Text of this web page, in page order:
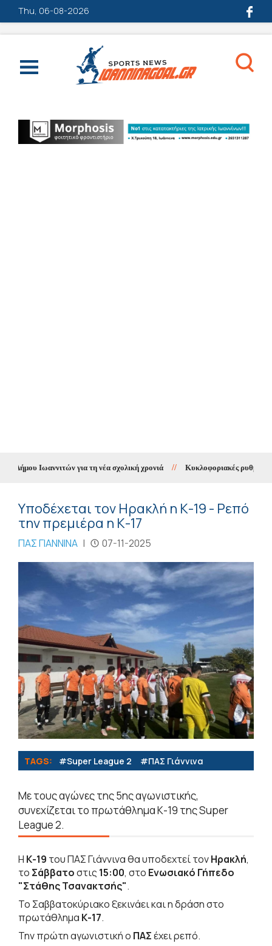
Thu, 06-08-2026
Ιωαννιτών για τη νέα σχολική χρονιά // Κυκλοφοριακές ρυθμίσεις
Υποδέχεται τον Ηρακλή η Κ-19 - Ρεπό
την πρεμιέρα η Κ-17
ΠΑΣ ΓΙΑΝΝΙΝΑ | 07-11-2025
TAGS: #Super League 2 #ΠΑΣ Γιάννινα
Με τους αγώνες της 5ης αγωνιστικής,
συνεχίζεται το πρωτάθλημα Κ-19 της Super
League 2.
Η Κ-19 του ΠΑΣ Γιάννινα θα υποδεχτεί τονΗρακλή,
το Σάββατοστις 15:00, στο Ενωσιακό Γήπεδο
"Στάθης Τσανακτσής".
Το Σαββατοκύριακο ξεκινάει και η δράση στο
πρωτάθλημα Κ-17.
Την πρώτη αγωνιστική ο ΠΑΣέχει ρεπό.